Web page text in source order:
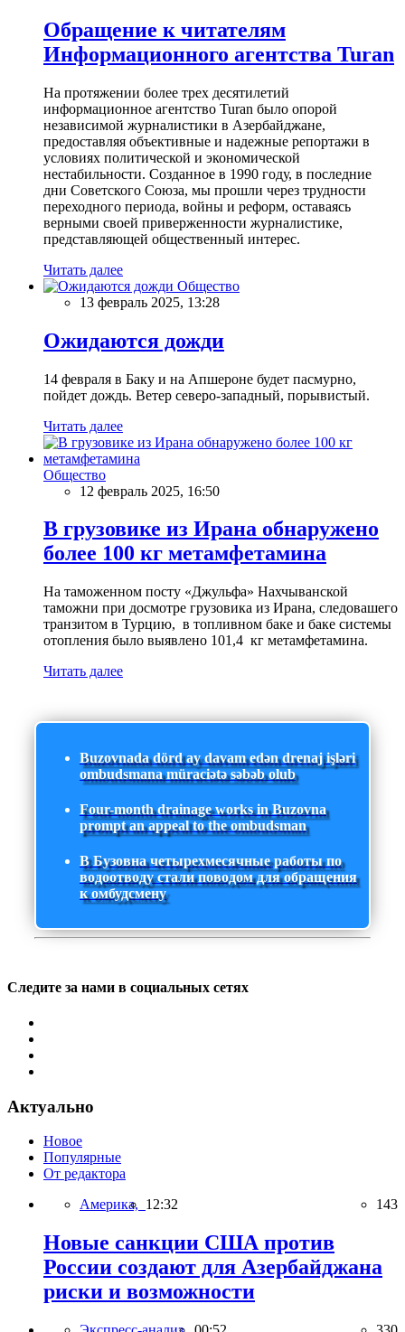
Обращение к читателям
Информационного агентства Turan
На протяжении более трех десятилетий
информационное агентство Turan было опорой
независимой журналистики в Азербайджане,
предоставляя объективные и надежные репортажи в
условиях политической и экономической
нестабильности. Созданное в 1990 году, в последние
дни Советского Союза, мы прошли через трудности
переходного периода, войны и реформ, оставаясь
верными своей приверженности журналистике,
представляющей общественный интерес.
Читать далее
Общество
13 февраль 2025, 13:28
Ожидаются дожди
14 февраля в Баку и на Апшероне будет пасмурно,
пойдет дождь. Ветер северо-западный, порывистый.
Читать далее
Общество
12 февраль 2025, 16:50
В грузовике из Ирана обнаружено
более 100 кг метамфетамина
На таможенном посту «Джульфа» Нахчыванской
таможни при досмотре грузовика из Ирана, следовашего
транзитом в Турцию, в топливном баке и баке системы
отопления было выявлено 101,4 кг метамфетамина.
Читать далее
Buzovnada dörd ay davam edən drenaj işləri
ombudsmana müraciətə səbəb olub
Four-month drainage works in Buzovna
prompt an appeal to the ombudsman
В Бузовна четырехмесячные работы по
водоотводу стали поводом для обращения
к омбудсмену
Следите за нами в социальных сетях
Актуально
Новое
Популярные
От редактора
Америка, 12:32 143
Новые санкции США против
России создают для Азербайджана
риски и возможности